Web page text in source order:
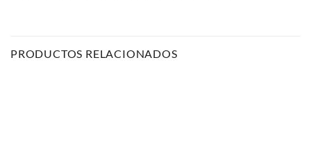
PRODUCTOS RELACIONADOS